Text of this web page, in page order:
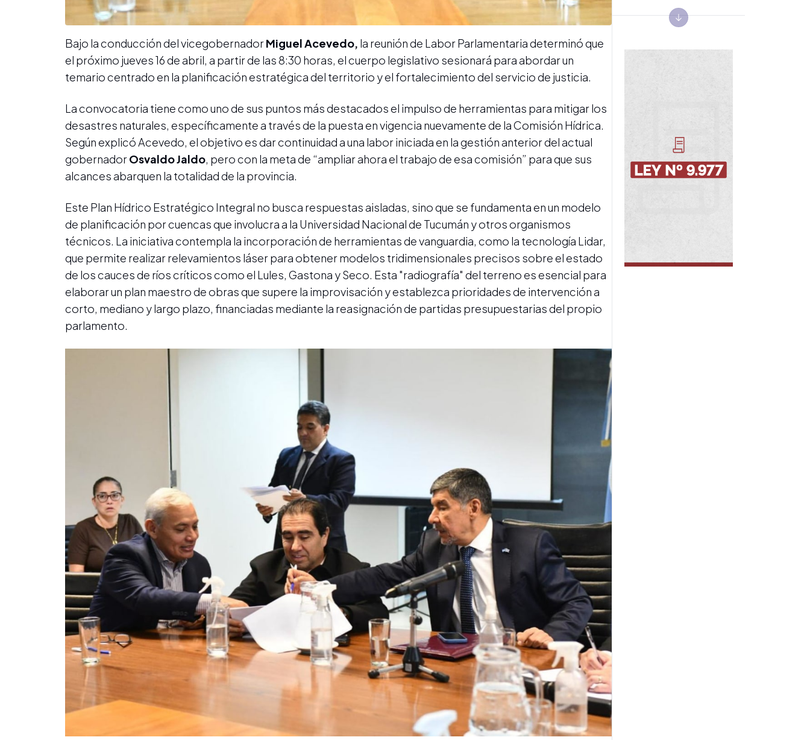
Bajo la conducción del vicegobernadorMiguel Acevedo, la reunión de Labor Parlamentaria determinó que
el próximo jueves 16 de abril, a partir de las 8:30 horas, el cuerpo legislativo sesionará para abordar un
temario centrado en la planificación estratégica del territorio y el fortalecimiento del servicio de justicia.
La convocatoria tiene como uno de sus puntos más destacados el impulso de herramientas para mitigar los
desastres naturales, específicamente a través de la puesta en vigencia nuevamente de la Comisión Hídrica.
Según explicó Acevedo, el objetivo es dar continuidad a una labor iniciada en la gestión anterior del actual
gobernadorOsvaldo Jaldo, pero con la meta de “ampliar ahora el trabajo de esa comisión” para que sus
alcances abarquen la totalidad de la provincia.
Este Plan Hídrico Estratégico Integral no busca respuestas aisladas, sino que se fundamenta en un modelo
de planificación por cuencas que involucra a la Universidad Nacional de Tucumán y otros organismos
técnicos. La iniciativa contempla la incorporación de herramientas de vanguardia, como la tecnología Lidar,
que permite realizar relevamientos láser para obtener modelos tridimensionales precisos sobre el estado
de los cauces de ríos críticos como el Lules, Gastona y Seco. Esta "radiografía" del terreno es esencial para
elaborar un plan maestro de obras que supere la improvisación y establezca prioridades de intervención a
corto, mediano y largo plazo, financiadas mediante la reasignación de partidas presupuestarias del propio
parlamento.
cláusula de venta de tierras
rurales a extranjeros tras
rechazo de gobernadores
aliados
Next slide